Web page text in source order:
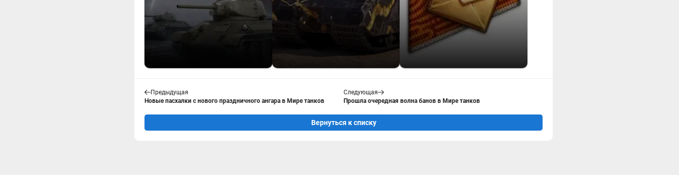
Предыдущая
Новые пасхалки с нового праздничного ангара в Мире танков
Следующая
Прошла очередная волна банов в Мире танков
Вернуться к списку